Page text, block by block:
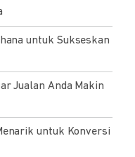
untuk Sukseskan
Jualan Anda Makin
untuk Konversi